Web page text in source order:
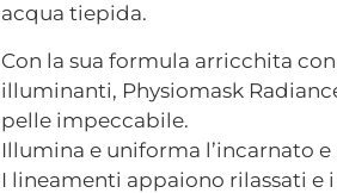
acqua tiepida.
Con la sua formula arricchita
illuminanti, Physiomask
pelle impeccabile.
Illumina e uniforma l’incarnato
I lineamenti appaiono rilassati e